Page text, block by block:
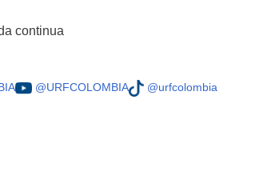
continua
@URFCOLOMBIA @urfcolombia